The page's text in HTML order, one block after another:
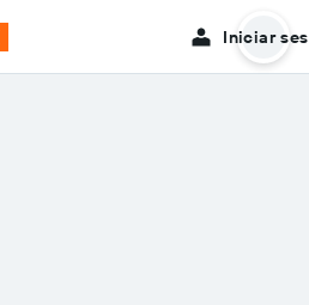
Iniciar